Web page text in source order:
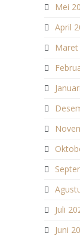
Mei
April
Maret
Juli
Juni